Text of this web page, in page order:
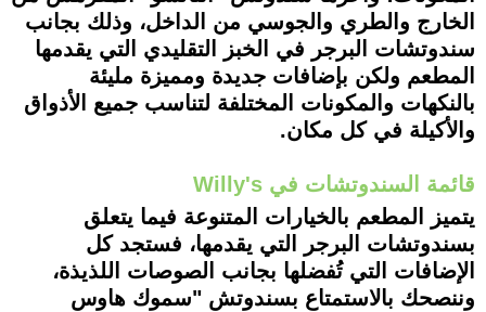
الخارج والطري والجوسي من الداخل، وذلك بجانب
سندوتشات البرجر في الخبز التقليدي التي يقدمها
المطعم ولكن بإضافات جديدة ومميزة مليئة
بالنكهات والمكونات المختلفة لتناسب جميع الأذواق
والأكيلة في كل مكان.
قائمة السندوتشات في Willy's
يتميز المطعم بالخيارات المتنوعة فيما يتعلق
بسندوتشات البرجر التي يقدمها، فستجد كل
الإضافات التي تُفضلها بجانب الصوصات اللذيذة،
وننصحك بالاستمتاع بسندوتش "سموك هاوس